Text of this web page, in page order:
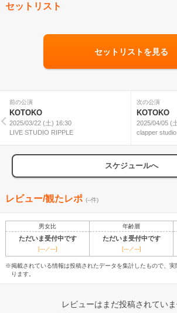
セットリスト
セットリストを見る
前の公演
KOTOKO
2025/03/22 (土) 16:30
LIVE STUDIO RIPPLE
次の公演
KOTOKO
2025/04/05 (
clapper studio
スケジュールへ
レビュー/観たレポ (--件)
男女比 年齢層
ただいま受付中です ただいま受付中です
[---／---] [---／---]
※掲載されている情報は投稿されたデータを集計したもので、実
ります。
レビューはまだ投稿されていま